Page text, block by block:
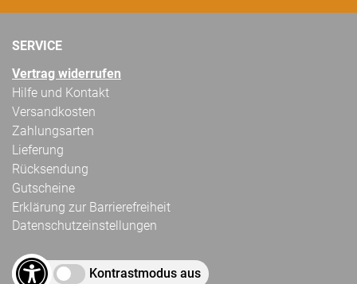
SERVICE
Vertrag widerrufen
Hilfe und Kontakt
Versandkosten
Zahlungsarten
Lieferung
Rücksendung
Gutscheine
Erklärung zur Barrierefreiheit
Datenschutzeinstellungen
Kontrastmodus aus